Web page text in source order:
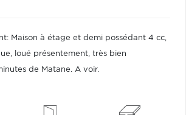
Maison à étage et demi possédant 4 cc,
loué présentement, très bien
de Matane. A voir.